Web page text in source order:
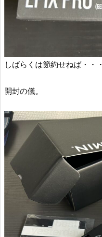
しばらくは節約せねば・・・
開封の儀。